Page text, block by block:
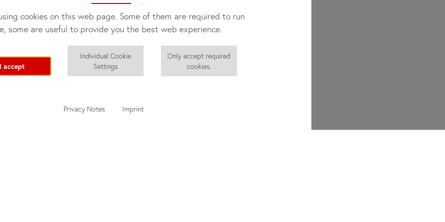
cookies on this web page. Some of them are required to run
some are useful to provide you the best web experience.
I accept
Individual Cookie
Settings
Only accept required
cookies.
Privacy Notes Imprint
limpas.
está incluída.
(aproximadamente1 €) disponíveis no prédio.
mediante pagamento de taxa (50 €por limpeza).
senhorio.
e eliminação do lixo!